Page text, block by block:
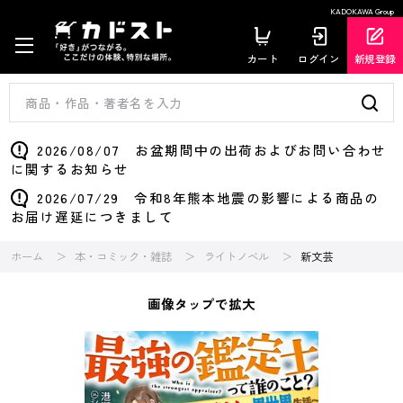
KADOKAWA Group
カート ログイン 新規登録
2026/08/07 お盆期間中の出荷およびお問い合わせ
に関するお知らせ
2026/07/29 令和8年熊本地震の影響による商品の
お届け遅延につきまして
ホーム 本・コミック・雑誌 ライトノベル 新文芸
画像タップで拡大